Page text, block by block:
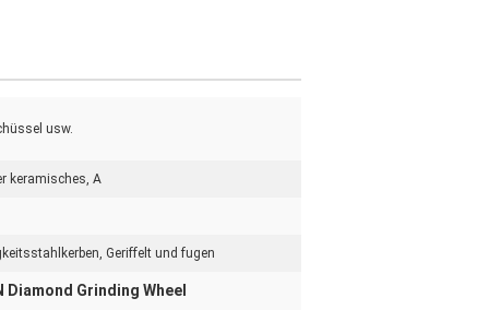
usw.
keramisches, A
Geriffelt und fugen
Diamond Grinding Wheel